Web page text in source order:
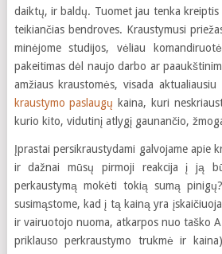
daiktų, ir baldų. Tuomet jau tenka kreiptis
teikiančias bendroves. Kraustymusi
minėjome studijos, vėliau
pakeitimas dėl naujo darbo ar
amžiaus kraustomės, visada
kraustymo paslaugų kaina, kuri
kurio kito, vidutinį atlygį gaunančio,
Įprastai persikraustydami galvojame apie
ir dažnai mūsų pirmoji reakcija į ją
perkaustymą mokėti tokią sumą
susimąstome, kad į tą kainą yra
ir vairuotojo nuoma, atkarpos nuo taško
priklauso perkraustymo trukmė ir